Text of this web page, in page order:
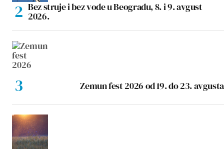
Bez struje i bez vode u Beogradu, 8. i 9. avgust
2026.
Zemun fest 2026 od 19. do 23. avgusta